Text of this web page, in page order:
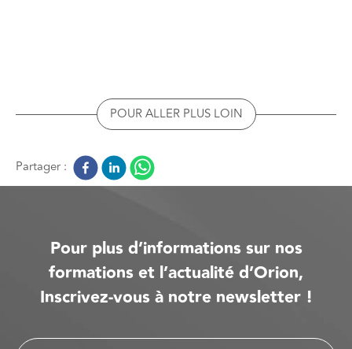
POUR ALLER PLUS LOIN
Partager :
Pour plus d’informations sur nos
formations et l’actualité d’Orion,
Inscrivez-vous à notre newsletter !